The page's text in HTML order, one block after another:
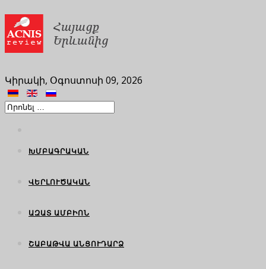
Կիրակի, Օգոստոսի 09, 2026
ԽՄԲԱԳՐԱԿԱՆ
ՎԵՐԼՈՒԾԱԿԱՆ
ԱԶԱՏ ԱՄԲԻՈՆ
ՇԱԲԱԹՎԱ ԱՆՑՈՒԴԱՐՁ